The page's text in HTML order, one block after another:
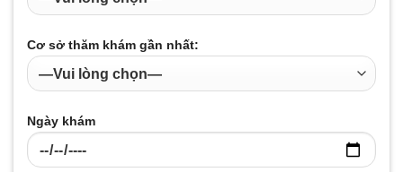
Cơ sở thăm khám gần nhất:
Ngày khám